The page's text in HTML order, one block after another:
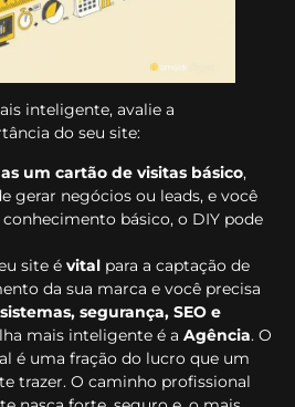
inteligente, avalie a
do seu site:
um cartão de visitas básico,
gerar negócios ou leads, e você
básico, o DIY pode
site é vital para a captação de
da sua marca e você precisa
segurança, SEO e
mais inteligente é a Agência. O
é uma fração do lucro que um
trazer. O caminho profissional